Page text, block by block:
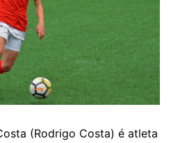
(Rodrigo Costa) é atleta